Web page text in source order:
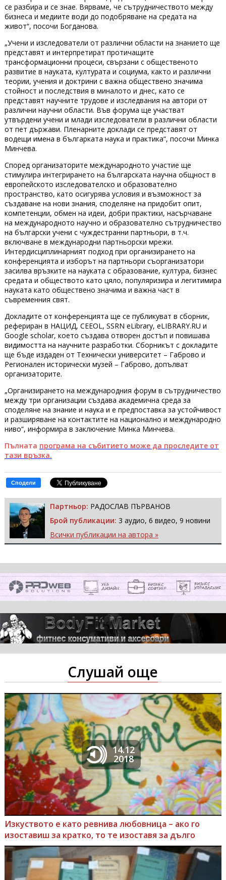
се разбира и се знае. Вярваме, че сътрудничеството между
бизнеса и медиите води до подобряване на средата на
живот“, посочи Богданова.
„Учени и изследователи от различни области на знанието ще
представят и интерпретират протичащите
трансформационни процеси, свързани с общественото
развитие в науката, културата и социума, както и различни
теории, учения и доктрини с важна обществено значима
стойност и последствия в миналото и днес, като се
представят научните трудове и изследвания на автори от
различни научни области. Във форума ще участват
утвърдени учени и млади изследователи в различни области
от пет държави. Пленарните доклади се представят от
водещи имена в българката наука и практика“, посочи Минка
Минчева.
Според организаторите международното участие ще
стимулира интегрирането на българската научна общност в
европейското изследователско и образователно
пространство, като осигурява условия и възможност за
създаване на нови знания, споделяне на придобит опит,
компетенции, обмен на идеи, добри практики, насърчаване
на международното научно и образователно сътрудничество
на български учени с чуждестранни партньори, в т.ч.
включване в международни партньорски мрежи.
Интердисциплинарният подход при организирането на
конференцията и изборът на партньори съорганизатори
засилва връзките на науката с образование, култура, бизнес
средата и обществото като цяло, популяризира и легитимира
науката като обществено значима и важна част в
съвременния свят.
Докладите от конференцията ще се публикуват в сборник,
рефериран в НАЦИД, CEEOL, SSRN eLibrary, eLIBRARY.RU и
Google scholar, което създава отворен достъп и повишава
видимостта на научните разработки. Сборникът с докладите
ще бъде издаден от Технически университет – Габрово и
Регионален исторически музей – Габрово, допълват
организаторите.
„Организирането на международния форум в сътрудничество
между три организации създава академична среда за
споделяне на знание и наука и е предпоставка за устойчивост
и разширяване на контактите на национално и международно
ниво“, информира в заключение Минка Минчева.
Пълната програма на събитието може да проследите от
тази връзка.
Сподели
Партньор: РАДОСЛАВ ПЪРВАНОВ
Брой публикации: 3 аудио, 6 видео, 9 новини
Всички публикации на автора »
Слушай още
14.12
2018
Изкуството е като ревнива любовница – ако го
изоставиш за кратко, то те изоставя за дълго